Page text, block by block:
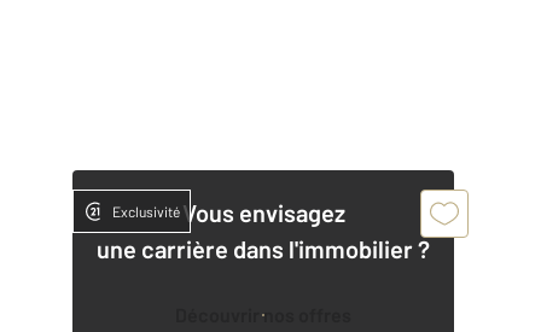
Vous envisagez
une carrière dans l'immobilier ?
Découvrir nos offres
Exclusivité